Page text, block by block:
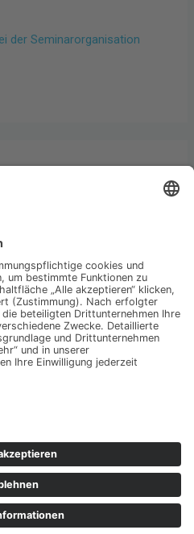
der Seminarorganisation
Der Tech Tester